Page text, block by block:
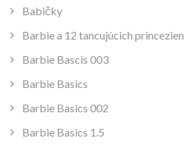
Babičky
Barbie a 12 tancujúcich princezien
Barbie Bascis 003
Barbie Basics
Barbie Basics 002
Barbie Basics 1.5